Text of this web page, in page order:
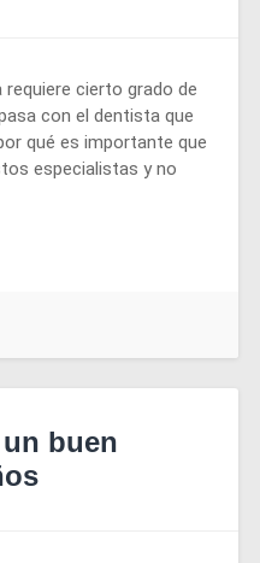
cierto grado de
con el dentista que
qué es importante que
especialistas y no
buen